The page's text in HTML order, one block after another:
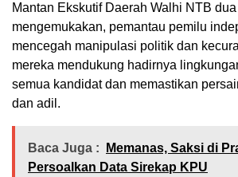
Mantan Ekskutif Daerah Walhi NTB
mengemukakan, pemantau pemilu
mencegah manipulasi politik dan
mereka mendukung hadirnya
semua kandidat dan memastikan
dan adil.
Baca Juga :
Memanas, Saksi di
Persoalkan Data Sirekap KPU